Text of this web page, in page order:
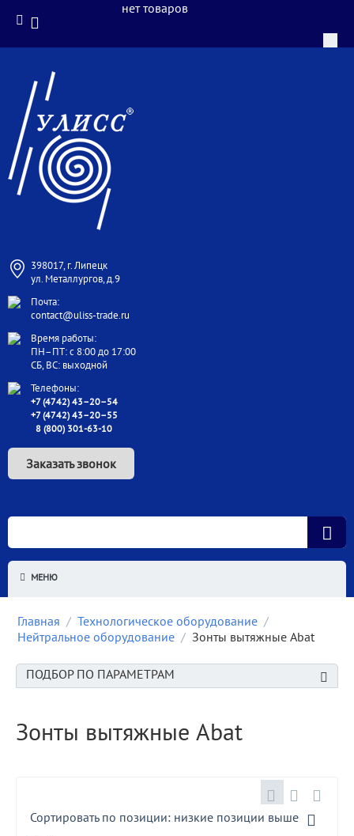
398017, г. Липецк
ул. Металлургов, д.9
Почта:
contact@uliss-trade.ru
Время работы:
ПН–ПТ: с 8:00 до 17:00
СБ, ВС: выходной
Телефоны:
+7 (4742) 43–20–54
+7 (4742) 43–20–55
8 (800) 301-63-10
Заказать звонок
нет товаров
МЕНЮ
Главная / Технологическое оборудование /
Нейтральное оборудование / Зонты вытяжные Abat
ПОДБОР ПО ПАРАМЕТРАМ
Зонты вытяжные Abat
Сортировать по позиции: низкие позиции выше